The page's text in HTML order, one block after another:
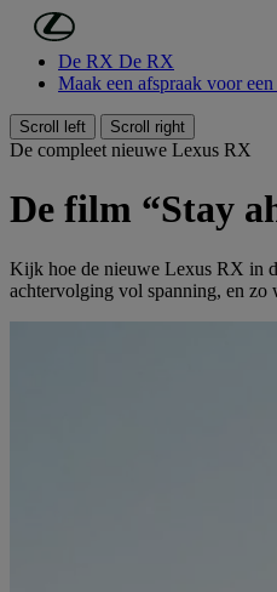
Ga naar de hoofdinhoud
De RX De RX
Maak een afspraak voor
Scroll left Scroll right
De compleet nieuwe Lexus RX
De film “Stay
Kijk hoe de nieuwe Lexus RX in
achtervolging vol spanning, en zo